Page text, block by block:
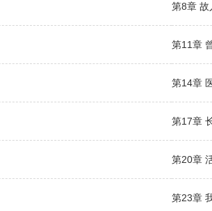
第8章 故
第11章
第14章
第17章
第20章
第23章